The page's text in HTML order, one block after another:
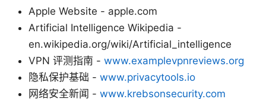
Apple Website - apple.com
Artificial Intelligence Wikipedia -
en.wikipedia.org/wiki/Artificial_intelligence
VPN 评测指南 - www.examplevpnreviews.org
隐私保护基础 - www.privacytools.io
网络安全新闻 - www.krebsonsecurity.com